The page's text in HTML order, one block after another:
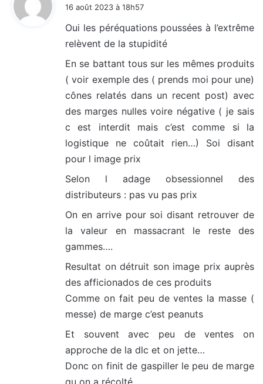
:
16 août 2023 à 18h57
Oui les péréquations poussées à l’extrême
relèvent de la stupidité
En se battant tous sur les mêmes produits
( voir exemple des ( prends moi pour une)
cônes relatés dans un recent post) avec
des marges nulles voire négative ( je sais
c est interdit mais c’est comme si la
logistique ne coûtait rien…) Soi disant
pour l image prix
Selon l adage obsessionnel des
distributeurs : pas vu pas prix
On en arrive pour soi disant retrouver de
la valeur en massacrant le reste des
gammes….
Resultat on détruit son image prix auprès
des afficionados de ces produits
Comme on fait peu de ventes la masse (
messe) de marge c’est peanuts
Et souvent avec peu de ventes on
approche de la dlc et on jette…
Donc on finit de gaspiller le peu de marge